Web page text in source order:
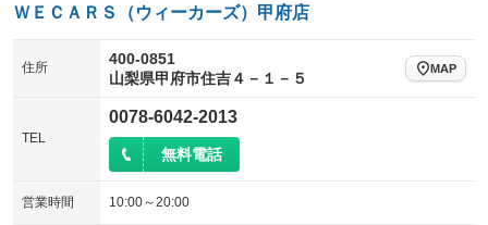
ＷＥＣＡＲＳ（ウィーカーズ）甲府店
住所
400-0851
山梨県甲府市住吉４－１－５
MAP
TEL
0078-6042-2013
無料電話
営業時間 10:00～20:00